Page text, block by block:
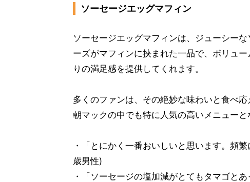
ソーセージエッグマフィン
ソーセージエッグマフィンは、ジューシー
ーズがマフィンに挟まれた一品で、ボリュ
りの満足感を提供してくれます。
多くのファンは、その絶妙な味わいと食べ
朝マックの中でも特に人気の高いメニュー
・「とにかく一番おいしいと思います。頻
歳男性)
・「ソーセージの塩加減がとてもタマゴと